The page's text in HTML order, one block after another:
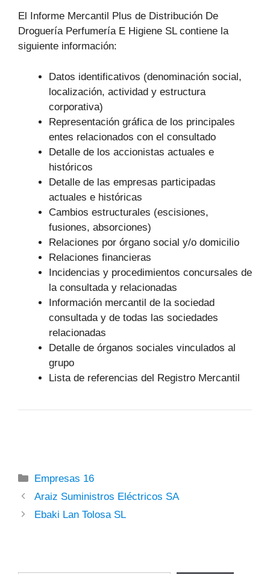
El Informe Mercantil Plus de Distribución De
Droguería Perfumería E Higiene SL contiene la
siguiente información:
Datos identificativos (denominación social,
localización, actividad y estructura
corporativa)
Representación gráfica de los principales
entes relacionados con el consultado
Detalle de los accionistas actuales e
históricos
Detalle de las empresas participadas
actuales e históricas
Cambios estructurales (escisiones,
fusiones, absorciones)
Relaciones por órgano social y/o domicilio
Relaciones financieras
Incidencias y procedimientos concursales de
la consultada y relacionadas
Información mercantil de la sociedad
consultada y de todas las sociedades
relacionadas
Detalle de órganos sociales vinculados al
grupo
Lista de referencias del Registro Mercantil
Categorías
Empresas 16
Araiz Suministros Eléctricos SA
Ebaki Lan Tolosa SL